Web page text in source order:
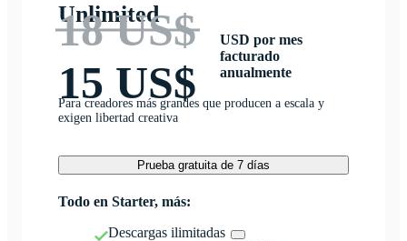
Unlimited
18 US$
15 US$
USD por mes
facturado
anualmente
Para creadores más grandes que producen a escala y
exigen libertad creativa
Prueba gratuita de 7 días
Todo en Starter, más:
Descargas ilimitadas